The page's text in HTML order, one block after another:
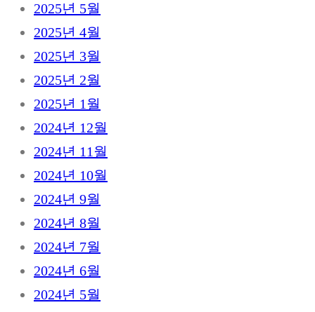
2025년 5월
2025년 4월
2025년 3월
2025년 2월
2025년 1월
2024년 12월
2024년 11월
2024년 10월
2024년 9월
2024년 8월
2024년 7월
2024년 6월
2024년 5월